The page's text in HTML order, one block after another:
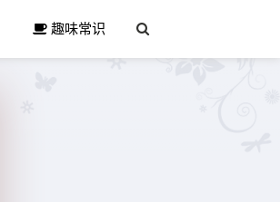
趣味常识